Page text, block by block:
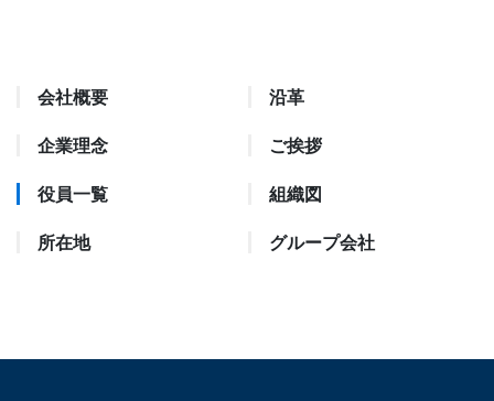
会社概要 沿革
企業理念 ご挨拶
役員一覧 組織図
所在地 グループ会社